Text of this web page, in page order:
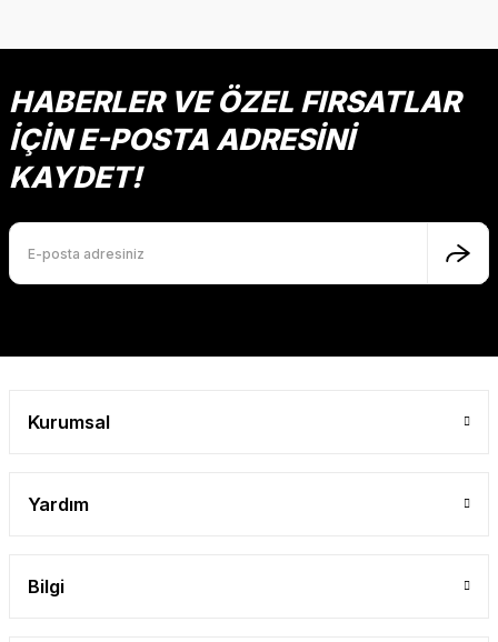
Ürün resmi kalitesiz, bozuk veya görüntülenemiyor.
Ürün açıklamasında eksik bilgiler bulunuyor.
Ürün fiyatı diğer sitelerden daha pahalı.
Bu ürüne benzer farklı alternatifler olmalı.
HABERLER VE ÖZEL FIRSATLAR
İÇİN E-POSTA ADRESİNİ
KAYDET!
Kurumsal
Yardım
Bilgi